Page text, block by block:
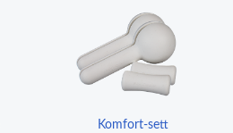
Komfort-sett